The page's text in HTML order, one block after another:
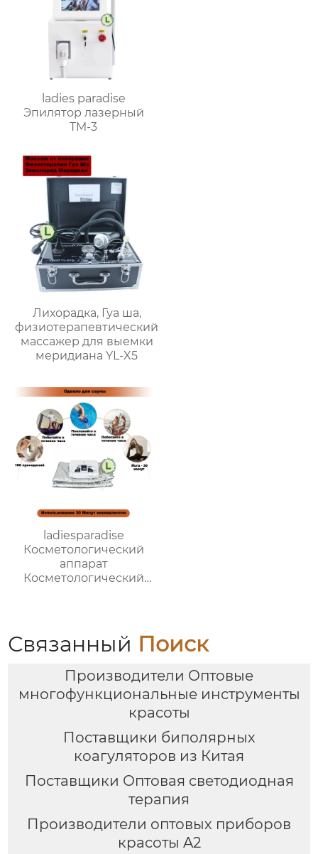
ladies paradise
Эпилятор лазерный
TM-3
Лихорадка, Гуа ша,
физиотерапевтический
массажер для выемки
меридиана YL-X5
ladiesparadise
Косметологический
аппарат
Косметологический
проникновение в
дальнем
диапазоне IB-9003(GT-
9003)
Связанный Поиск
Производители Оптовые
многофункциональные инструменты
красоты
Поставщики биполярных
коагуляторов из Китая
Поставщики Оптовая светодиодная
терапия
Производители оптовых приборов
красоты A2